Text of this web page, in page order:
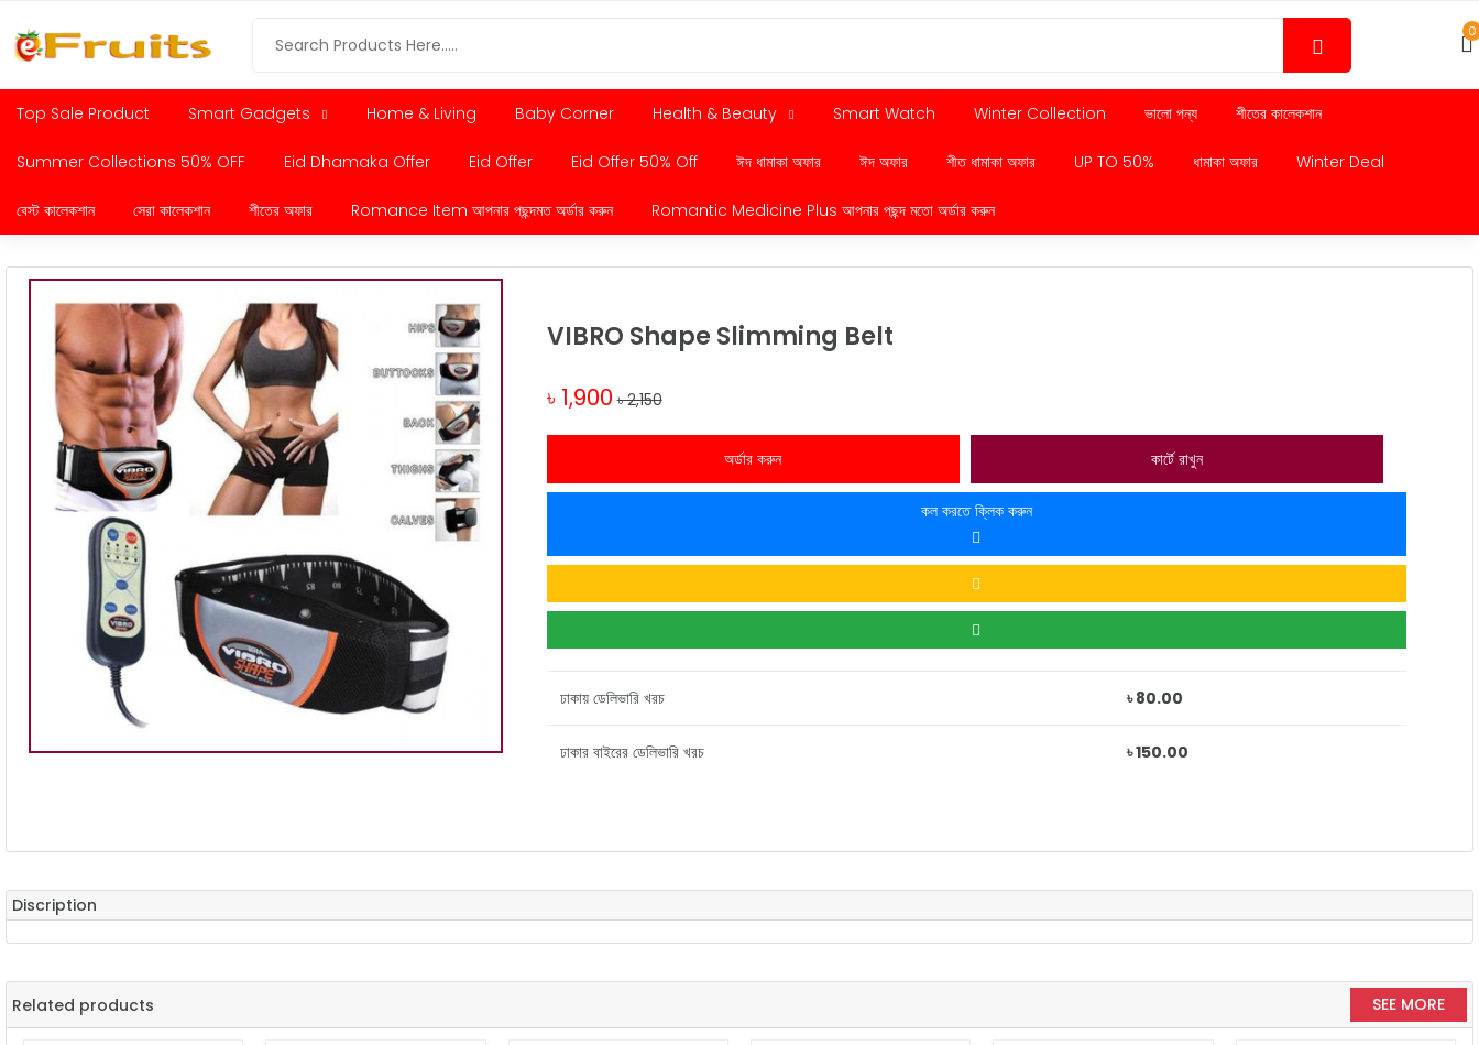
0
Top Sale Product Smart Gadgets Home & Living Baby Corner Health & Beauty Smart Watch Winter Collection ভালো পন্য শীতের কালেকশান
Summer Collections 50% OFF Eid Dhamaka Offer Eid Offer Eid Offer 50% Off ঈদ ধামাকা অফার ঈদ অফার শীত ধামাকা অফার UP TO 50% ধামাকা অফার Winter Deal
বেস্ট কালেকশান সেরা কালেকশান শীতের অফার Romance Item আপনার পছন্দমত অর্ডার করুন Romantic Medicine Plus আপনার পছন্দ মতো অর্ডার করুন
VIBRO Shape Slimming Belt
৳ 1,900 ৳ 2,150
অর্ডার করুন কার্টে রাখুন
কল করতে ক্লিক করুন
ঢাকায় ডেলিভারি খরচ ৳ 80.00
ঢাকার বাইরের ডেলিভারি খরচ ৳ 150.00
Discription
Related products SEE MORE